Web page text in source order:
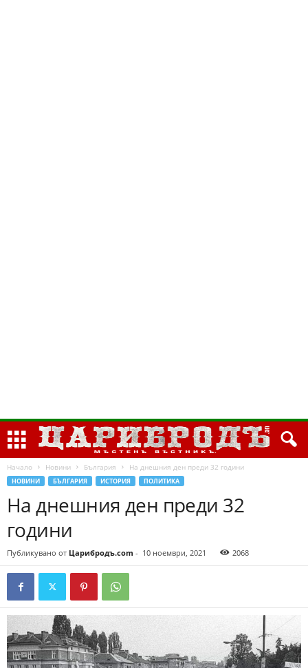
Начало Новини България На днешния ден преди 32 години
НОВИНИ БЪЛГАРИЯ ИСТОРИЯ ПОЛИТИКА
На днешния ден преди 32
години
Публикувано от Царибродъ.com - 10 ноември, 2021 2068